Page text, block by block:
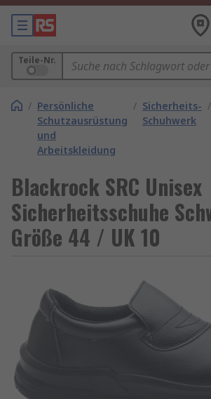
Teile-Nr.
/ Persönliche
Schutzausrüstung
und
Arbeitskleidung
/ Sicherheits-
Schuhwerk
/
Blackrock SRC Unisex
Sicherheitsschuhe
Größe 44 / UK 10